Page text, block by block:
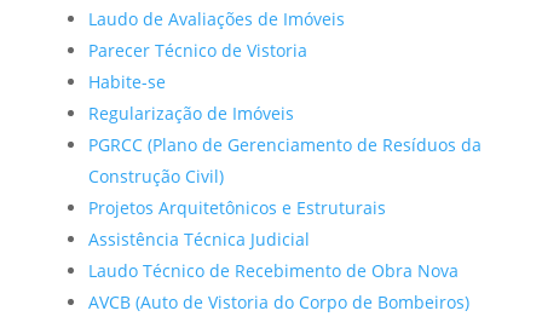
Laudo de Avaliações de Imóveis
Parecer Técnico de Vistoria
Habite-se
Regularização de Imóveis
PGRCC (Plano de Gerenciamento de Resíduos da
Construção Civil)
Projetos Arquitetônicos e Estruturais
Assistência Técnica Judicial
Laudo Técnico de Recebimento de Obra Nova
AVCB (Auto de Vistoria do Corpo de Bombeiros)